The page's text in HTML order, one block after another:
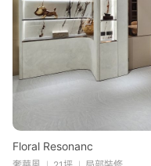
Floral Resonanc